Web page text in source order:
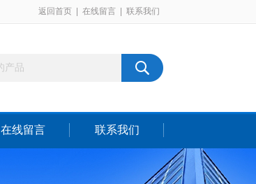
返回首页 在线留言 联系我们
在线留言 联系我们